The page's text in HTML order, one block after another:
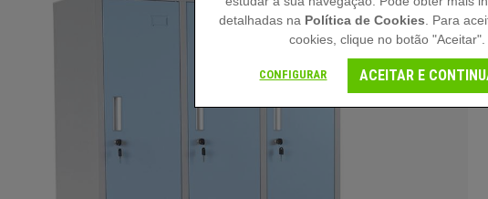
detalhadas na Política de Cookies . Para
cookies, clique no botão "Aceitar".
CONFIGURAR ACEITAR E